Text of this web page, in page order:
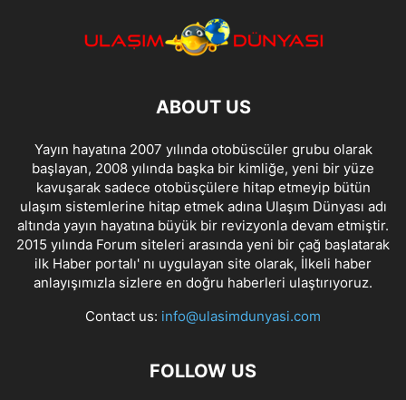
ABOUT US
Yayın hayatına 2007 yılında otobüscüler grubu olarak
başlayan, 2008 yılında başka bir kimliğe, yeni bir yüze
kavuşarak sadece otobüsçülere hitap etmeyip bütün
ulaşım sistemlerine hitap etmek adına Ulaşım Dünyası adı
altında yayın hayatına büyük bir revizyonla devam etmiştir.
2015 yılında Forum siteleri arasında yeni bir çağ başlatarak
ilk Haber portalı' nı uygulayan site olarak, İlkeli haber
anlayışımızla sizlere en doğru haberleri ulaştırıyoruz.
Contact us: info@ulasimdunyasi.com
FOLLOW US